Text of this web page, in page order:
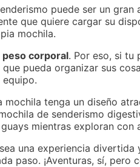
puede ser un gran
que quiere cargar su
mochila.
peso corporal. Por eso, si tu
pueda organizar sus
equipo.
mochila tenga un diseño
de senderismo
mientras exploran con
una experiencia divertida
paso. ¡Aventuras, sí, pero